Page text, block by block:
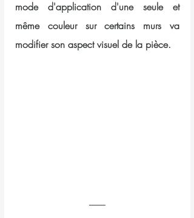
mode d'application d'une seule et
même couleur sur certains murs va
modifier son aspect visuel de la pièce.